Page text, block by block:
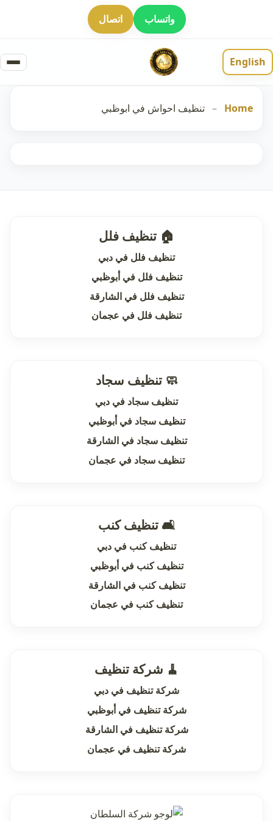
واتساب اتصال
English
Home
– تنظيف احواش في ابوظبي
🏠 تنظيف فلل
تنظيف فلل في دبي
تنظيف فلل في أبوظبي
تنظيف فلل في الشارقة
تنظيف فلل في عجمان
🧼 تنظيف سجاد
تنظيف سجاد في دبي
تنظيف سجاد في أبوظبي
تنظيف سجاد في الشارقة
تنظيف سجاد في عجمان
🛋 تنظيف كنب
تنظيف كنب في دبي
تنظيف كنب في أبوظبي
تنظيف كنب في الشارقة
تنظيف كنب في عجمان
🧹 شركة تنظيف
شركة تنظيف في دبي
شركة تنظيف في أبوظبي
شركة تنظيف في الشارقة
شركة تنظيف في عجمان